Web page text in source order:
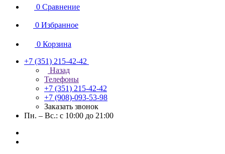
0 Сравнение
0 Избранное
0 Корзина
+7 (351) 215-42-42
Назад
Телефоны
+7 (351) 215-42-42
+7 (908)-093-53-98
Заказать звонок
Пн. – Вс.: с 10:00 до 21:00